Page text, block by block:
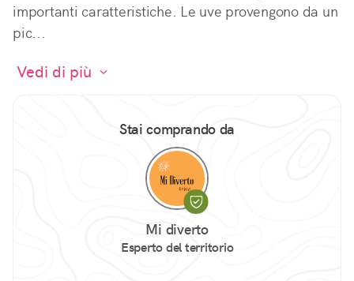
importanti caratteristiche. Le uve provengono da un
pic...
Stai comprando da
Mi diverto
Esperto del territorio